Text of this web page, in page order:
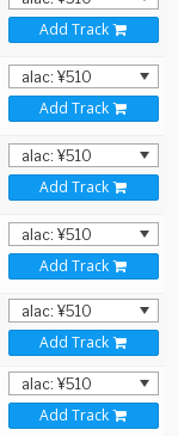
Add Track
Add Track
Add Track
Add Track
Add Track
Add Track